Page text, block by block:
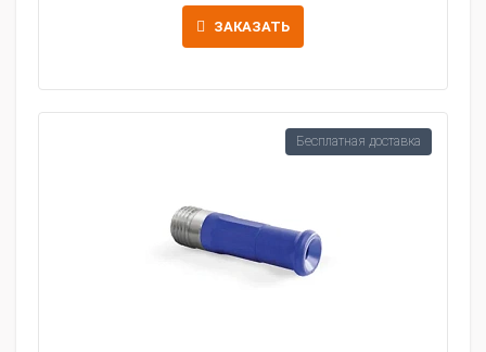
ЗАКАЗАТЬ
Бесплатная доставка